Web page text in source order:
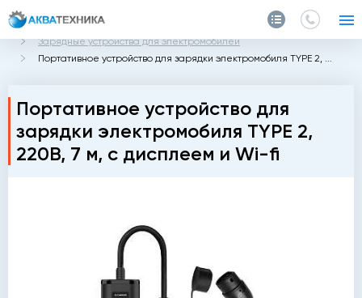
Главная Каталог
Зарядные устройства для электромобилей
Портативное устройство для зарядки электромобиля TYPE 2, ...
Портативное устройство для
зарядки электромобиля TYPE 2,
220В, 7 м, с дисплеем и Wi-fi